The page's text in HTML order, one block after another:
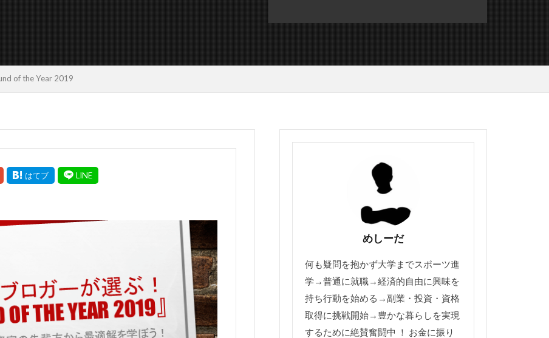
of the Year 2019
めしーだ
何も疑問を抱かず大学までスポーツ進
学→普通に就職→経済的自由に興味を
持ち行動を始める→副業・投資・資格
取得に挑戦開始→豊かな暮らしを実現
するために絶賛奮闘中 ！ お金に振り